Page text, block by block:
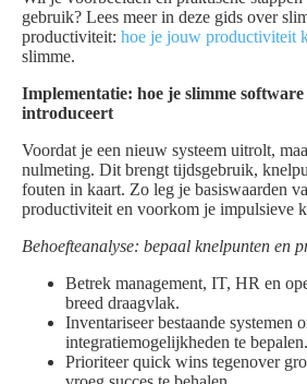
gebruik? Lees meer in deze gids over
productiviteit: hoe je jouw productiviteit
slimme.
Implementatie: hoe je slimme software
introduceert
Voordat je een nieuw systeem uitrolt,
nulmeting. Dit brengt tijdsgebruik,
fouten in kaart. Zo leg je basiswaarden
productiviteit en voorkom je impulsieve
Behoefteanalyse: bepaal knelpunten en
Betrek management, IT, HR en
breed draagvlak.
Inventariseer bestaande systemen
integratiemogelijkheden te bepalen.
Prioriteer quick wins tegenover